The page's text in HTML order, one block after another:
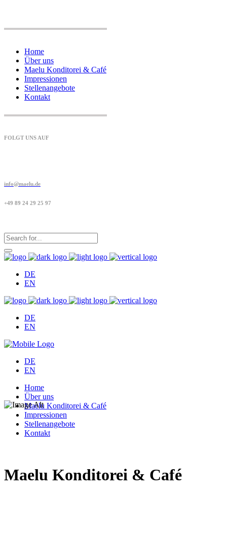
Home
Über uns
Maelu Konditorei & Café
Impressionen
Stellenangebote
Kontakt
FOLGT UNS AUF
info@maelu.de
+49 89 24 29 25 97
DE
EN
DE
EN
DE
EN
Home
Über uns
Maelu Konditorei & Café
Impressionen
Stellenangebote
Kontakt
Maelu Konditorei & Café